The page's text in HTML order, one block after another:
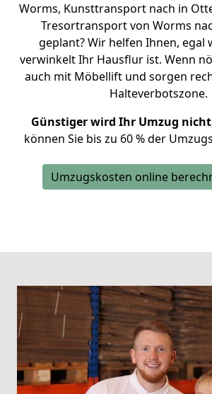
Worms, Kunsttransport nach in
Tresortransport von Worms
geplant? Wir helfen Ihnen, egal
verwinkelt Ihr Hausflur ist. Wenn
auch mit Möbellift und sorgen
Halteverbotszone.
Günstiger wird Ihr Umzug nicht
können Sie bis zu 60 % der
Umzugskosten online